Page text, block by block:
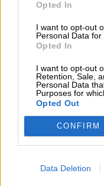
Opted In
I want to opt-out
Personal Data for
Opted In
I want to opt-out
Retention, Sale,
Personal Data
Purposes for
Opted Out
CONFIRM
Data Deletion
Atocha te
a Chamartín
Precios:
Adultos: 22 €
Menores de 7
Menores de
vayan
Condiciones de la